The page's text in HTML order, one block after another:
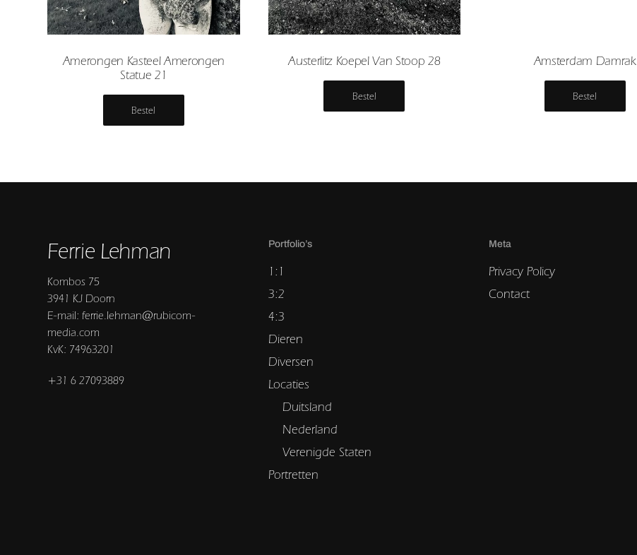
Amerongen Kasteel Amerongen
Statue 21
Bestel
Austerlitz Koepel Van Stoop 28
Bestel
Amsterdam Damrak
Bestel
Ferrie Lehman
Kombos 75
3941 KJ Doorn
E-mail: ferrie.lehman@rubicom-
media.com
KvK: 74963201
+31 6 27093889
Portfolio’s
1:1
3:2
4:3
Dieren
Diversen
Locaties
Duitsland
Nederland
Verenigde Staten
Portretten
Meta
Privacy Policy
Contact